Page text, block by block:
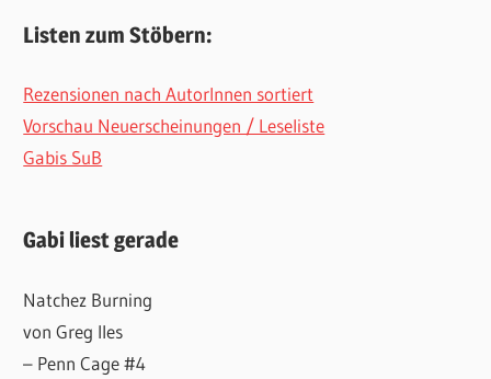
Listen zum Stöbern:
Rezensionen nach AutorInnen sortiert
Vorschau Neuerscheinungen / Leseliste
Gabis SuB
Gabi liest gerade
Natchez Burning
von Greg Iles
– Penn Cage #4